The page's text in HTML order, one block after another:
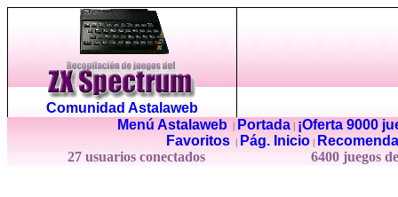
Comunidad Astalaweb
Menú Astalaweb| Portada|
¡Oferta 9000
Favoritos
Pág. Inicio
27 usuarios conectados
6400 juegos